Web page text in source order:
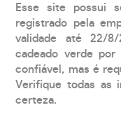
Esse site possui
registrado pela
validade até 22/
cadeado verde
confiável, mas é
Verifique todas as
certeza.